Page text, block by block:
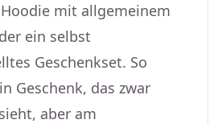
mit allgemeinem
ein selbst
Geschenkset. So
Geschenk, das zwar
aber am